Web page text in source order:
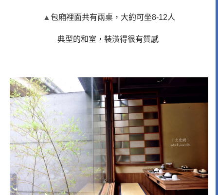
▲ 包廂裡面共有兩桌，大約可坐8-12人
典型的和室，裝潢得很有質感